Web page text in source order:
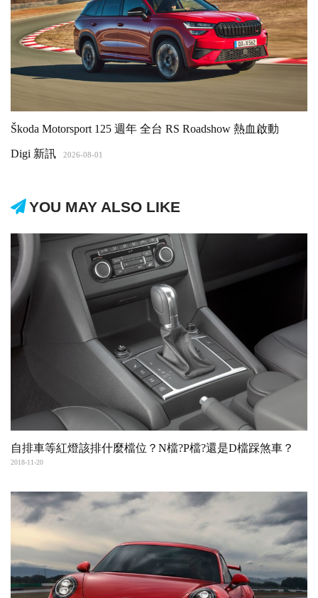
Škoda Motorsport 125 週年 全台 RS Roadshow 熱血啟動
Digi 新訊 2026-08-01
YOU MAY ALSO LIKE
自排車等紅燈該排什麼檔位？N檔?P檔?還是D檔踩煞車？
2018-11-20